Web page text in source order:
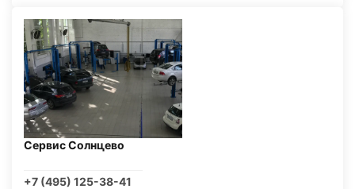
Сервис Солнцево
+7 (495) 125-38-41